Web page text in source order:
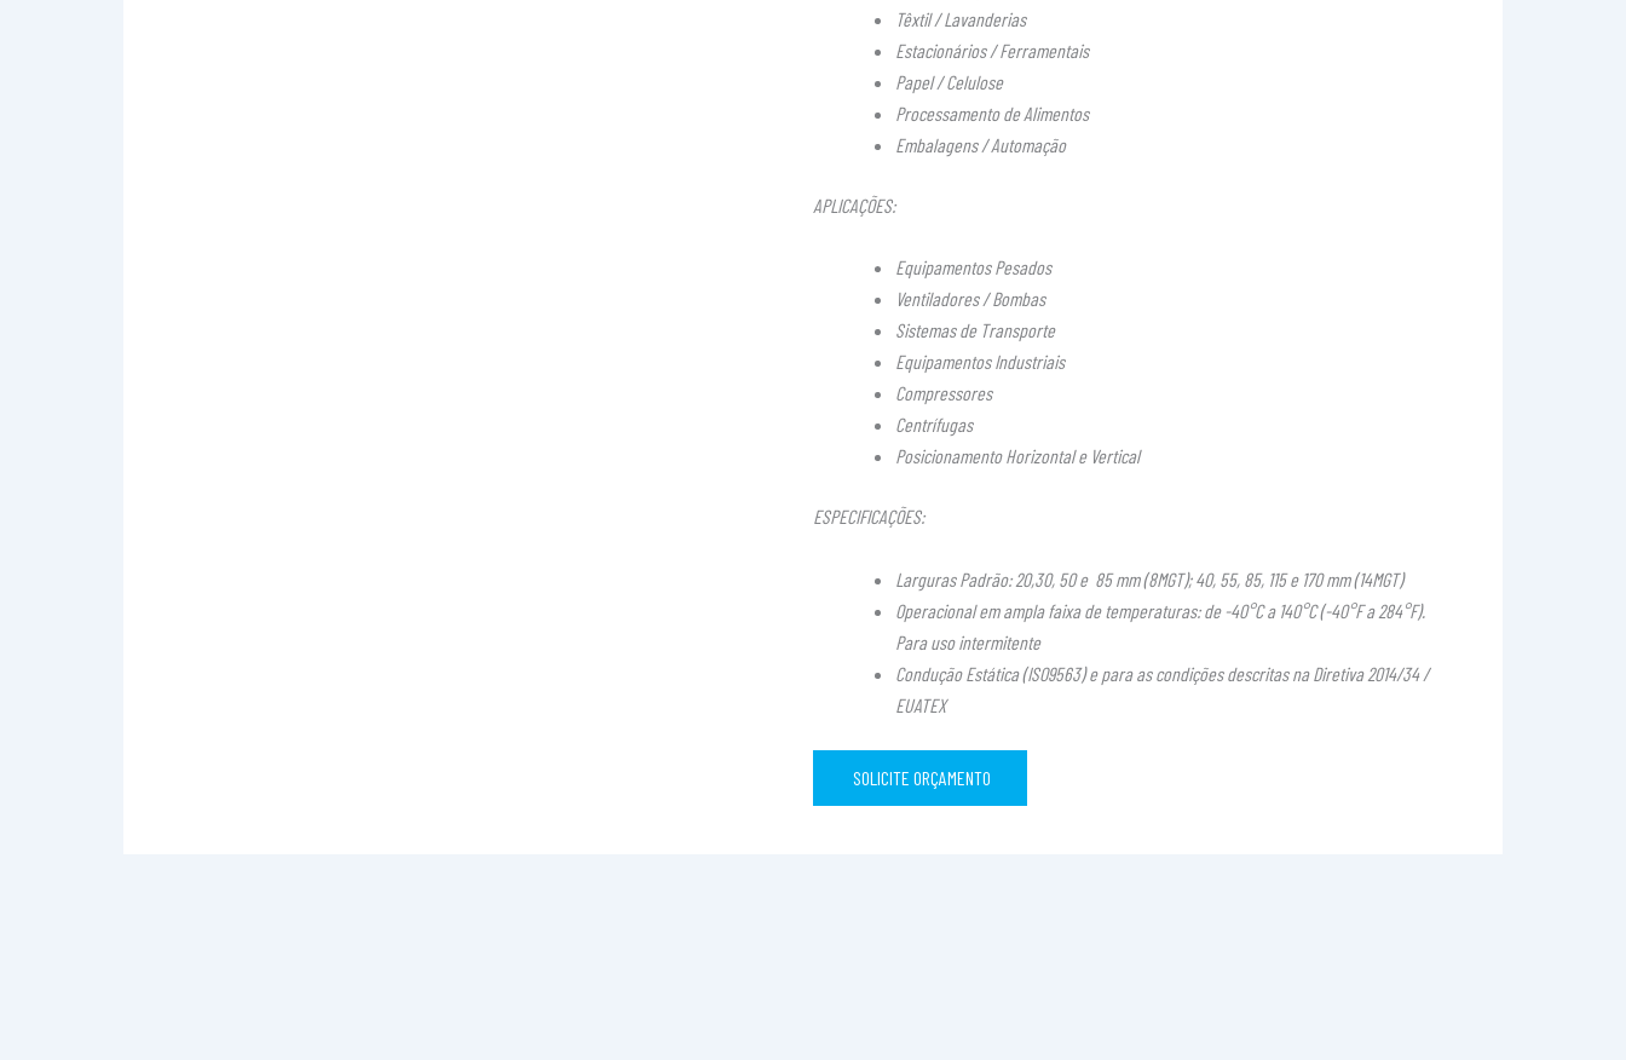
Têxtil / Lavanderias
Estacionários / Ferramentais
Papel / Celulose
Processamento de Alimentos
Embalagens / Automação
APLICAÇÕES:
Equipamentos Pesados
Ventiladores / Bombas
Sistemas de Transporte
Equipamentos Industriais
Compressores
Centrífugas
Posicionamento Horizontal e Vertical
ESPECIFICAÇÕES:
Larguras Padrão: 20,30, 50 e 85 mm (8MGT); 40, 55, 85, 115 e 170 mm (14MGT)
Operacional em ampla faixa de temperaturas: de -40°C a 140°C (-40°F a 284°F).
Para uso intermitente
Condução Estática (ISO9563) e para as condições descritas na Diretiva 2014/34 /
EUATEX
SOLICITE ORÇAMENTO